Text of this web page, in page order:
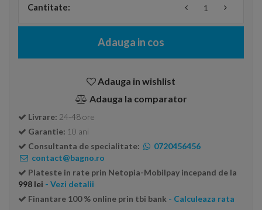
Cantitate:
Adauga in cos
Adauga in wishlist
Adauga la comparator
Livrare: 24-48 ore
Garantie: 10 ani
Consultanta de specialitate:
0720456456
contact@bagno.ro
Plateste in rate prin Netopia-Mobilpay incepand de la
998 lei - Vezi detalii
Finantare 100 % online prin tbi bank - Calculeaza rata